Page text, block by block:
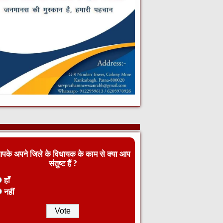
अपने जिले के विधायक के काम से क्या आप
संतुष्ट हैं ?
हाँ
नहीं